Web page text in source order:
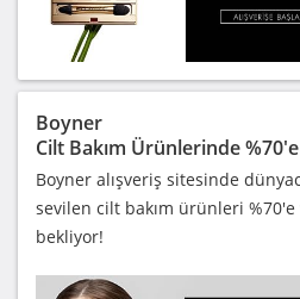
Boyner
Cilt Bakım Ürünlerinde
Boyner alışveriş sitesinde
sevilen cilt bakım ürünleri
bekliyor!